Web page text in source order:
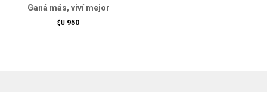
Ganá más, viví mejor
$U 950